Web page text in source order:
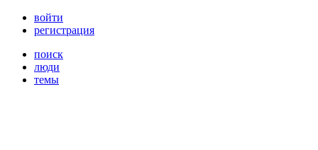
войти
регистрация
поиск
люди
темы